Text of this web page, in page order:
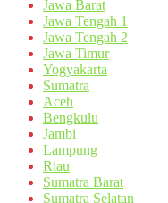
Jawa Barat
Jawa Tengah 1
Jawa Tengah 2
Jawa Timur
Yogyakarta
Sumatra
Aceh
Bengkulu
Jambi
Lampung
Riau
Sumatra Barat
Sumatra Selatan